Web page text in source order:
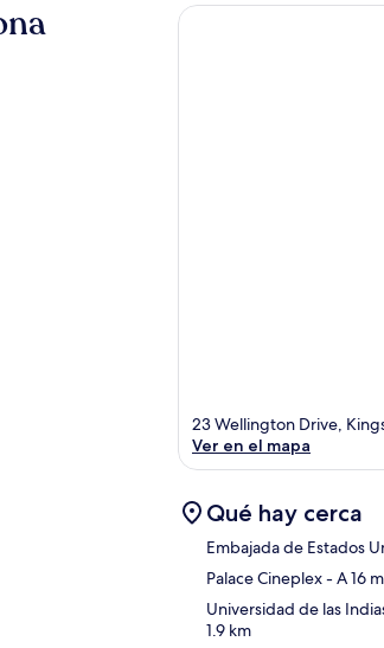
23 Wellington Drive,
Ver en el mapa
Qué hay cerca
Embajada de Estados
Palace Cineplex- A 16
Universidad de las
1.9 km